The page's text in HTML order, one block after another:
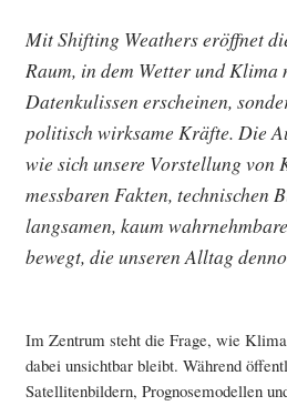
Mit Shifting Weatherseröffnet
Raum, in dem Wetter und Klima
Datenkulissen erscheinen,
politisch wirksame Kräfte. Die
wie sich unsere Vorstellung von
messbaren Fakten, technischen
langsamen, kaum
bewegt, die unseren Alltag
Im Zentrum steht die Frage, wie
dabei unsichtbar bleibt. Während
Satellitenbildern, Prognosemodellen